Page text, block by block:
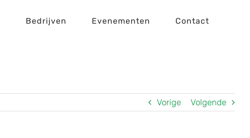
Bedrijven Evenementen Contact
Vorige Volgende